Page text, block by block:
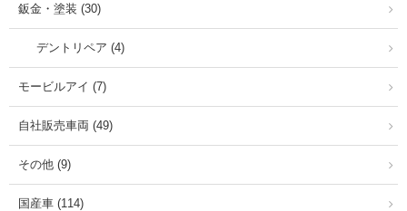
鈑金・塗装 (30)
デントリペア (4)
モービルアイ (7)
自社販売車両 (49)
その他 (9)
国産車 (114)